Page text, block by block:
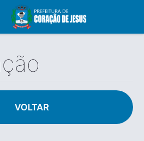
VOLTAR